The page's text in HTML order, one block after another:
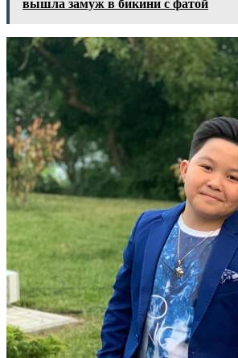
вышла замуж в бикини с фатой